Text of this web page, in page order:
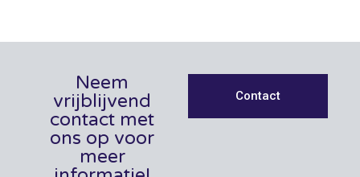
Neem
vrijblijvend
contact met
ons op voor
meer
Contact